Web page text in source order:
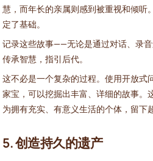
慧，而年长的亲属则感到被重视和倾听
定了基础。
记录这些故事——无论是通过对话、录
传承智慧，指引后代。
这不必是一个复杂的过程。使用开放式
家宝，可以挖掘出丰富、详细的故事。
为拥有充实、有意义生活的个体，留下
5. 创造持久的遗产